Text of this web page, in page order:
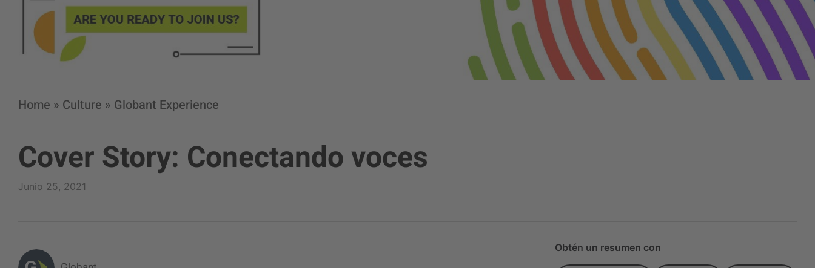
Home » Culture » Globant Experience
Cover Story: Conectando voces
Junio 25, 2021
Obtén un resumen con